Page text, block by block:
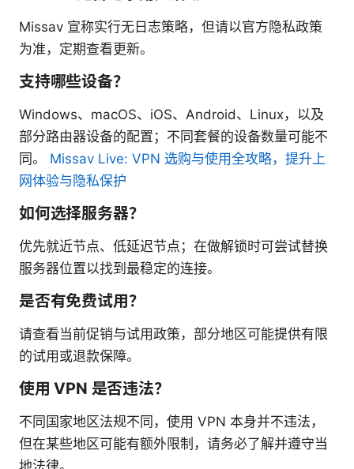
Missav 宣称实行无日志策略，但请以官方隐私政策
为准，定期查看更新。
支持哪些设备？
Windows、macOS、iOS、Android、Linux，以及
部分路由器设备的配置；不同套餐的设备数量可能不
同。 Missav Live: VPN 选购与使用全攻略，提升上
网体验与隐私保护
如何选择服务器？
优先就近节点、低延迟节点；在做解锁时可尝试替换
服务器位置以找到最稳定的连接。
是否有免费试用？
请查看当前促销与试用政策，部分地区可能提供有限
的试用或退款保障。
使用 VPN 是否违法？
不同国家地区法规不同，使用 VPN 本身并不违法，
但在某些地区可能有额外限制，请务必了解并遵守当
地法律。